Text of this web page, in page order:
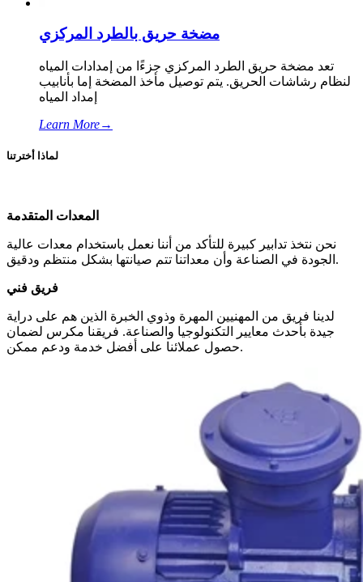
مضخة حريق بالطرد المركزي
تعد مضخة حريق الطرد المركزي جزءًا من إمدادات المياه
لنظام رشاشات الحريق. يتم توصيل مأخذ المضخة إما بأنابيب
إمداد المياه
Learn More→
لماذا أخترتنا
المعدات المتقدمة
نحن نتخذ تدابير كبيرة للتأكد من أننا نعمل باستخدام معدات عالية
الجودة في الصناعة وأن معداتنا تتم صيانتها بشكل منتظم ودقيق.
فريق فني
لدينا فريق من المهنيين المهرة وذوي الخبرة الذين هم على دراية
جيدة بأحدث معايير التكنولوجيا والصناعة. فريقنا مكرس لضمان
حصول عملائنا على أفضل خدمة ودعم ممكن.